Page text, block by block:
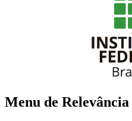
Menu de Relevância